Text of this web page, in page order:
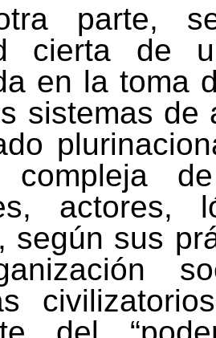
parte,
cierta de
en la toma
sistemas de
compleja
según sus